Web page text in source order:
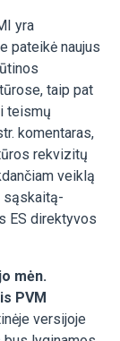
yra
pateikė naujus
taip pat
teismų
komentaras,
rekvizitų
veiklą
sąskaitą-
ES direktyvos
mėn.
PVM
versijoje